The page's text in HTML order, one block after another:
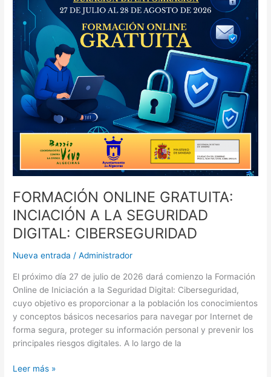
FORMACIÓN ONLINE GRATUITA:
INCIACIÓN A LA SEGURIDAD
DIGITAL: CIBERSEGURIDAD
Nueva entrada /Administrador
El próximo día 27 de julio de 2026 dará comienzo la Formación
Online de Iniciación a la Seguridad Digital: Ciberseguridad,
cuyo objetivo es proporcionar a la población los conocimientos
y conceptos básicos necesarios para navegar por Internet de
forma segura, proteger su información personal y prevenir los
principales riesgos digitales. A lo largo de la
Leer más »